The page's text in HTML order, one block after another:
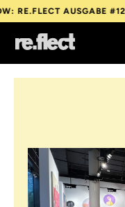
AUSGABE #120 –
AUSGABE #120 –